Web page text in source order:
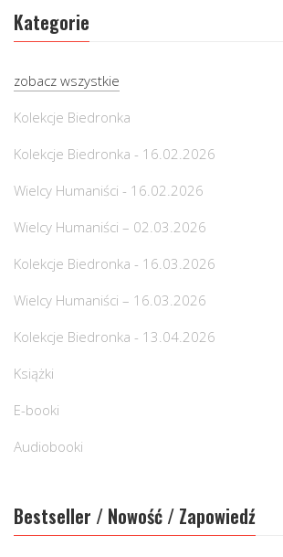
Kategorie
zobacz wszystkie
Kolekcje Biedronka
Kolekcje Biedronka - 16.02.2026
Wielcy Humaniści - 16.02.2026
Wielcy Humaniści – 02.03.2026
Kolekcje Biedronka - 16.03.2026
Wielcy Humaniści – 16.03.2026
Kolekcje Biedronka - 13.04.2026
Książki
E-booki
Audiobooki
Bestseller / Nowość / Zapowiedź